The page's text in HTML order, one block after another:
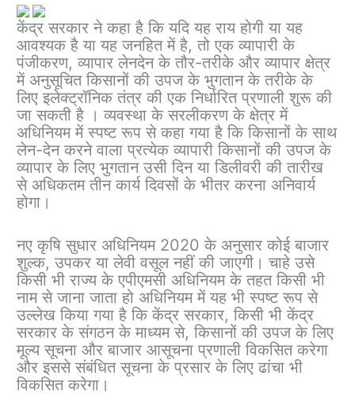
केंद्र सरकार ने कहा है कि यदि यह राय होगी या यह
आवश्यक है या यह जनहित में है, तो एक व्यापारी के
पंजीकरण, व्यापार लेनदेन के तौर-तरीके और व्यापार क्षेत्र
में अनुसूचित किसानों की उपज के भुगतान के तरीके के
लिए इलेक्ट्रॉनिक तंत्र की एक निर्धारित प्रणाली शुरू की
जा सकती है । व्यवस्था के सरलीकरण के क्षेत्र में
अधिनियम में स्पष्ट रूप से कहा गया है कि किसानों के साथ
लेन-देन करने वाला प्रत्येक व्यापारी किसानों की उपज के
व्यापार के लिए भुगतान उसी दिन या डिलीवरी की तारीख
से अधिकतम तीन कार्य दिवसों के भीतर करना अनिवार्य
होगा।
नए कृषि सुधार अधिनियम 2020 के अनुसार कोई बाजार
शुल्क, उपकर या लेवी वसूल नहीं की जाएगी। चाहे उसे
किसी भी राज्य के एपीएमसी अधिनियम के तहत किसी भी
नाम से जाना जाता हो अधिनियम में यह भी स्पष्ट रूप से
उल्लेख किया गया है कि केंद्र सरकार, किसी भी केंद्र
सरकार के संगठन के माध्यम से, किसानों की उपज के लिए
मूल्य सूचना और बाजार आसूचना प्रणाली विकसित करेगा
और इससे संबंधित सूचना के प्रसार के लिए ढांचा भी
विकसित करेगा।